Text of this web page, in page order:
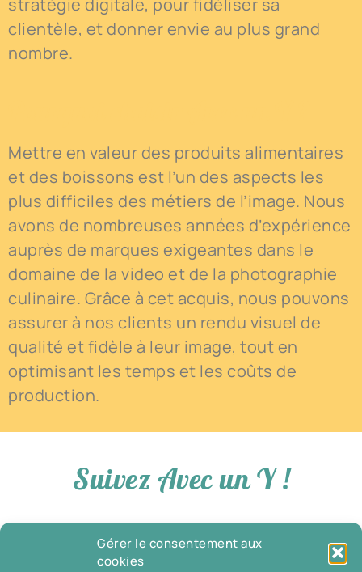
Gérer le consentement aux
cookies
stratégie digitale, pour fidéliser sa
clientèle, et donner envie au plus grand
nombre.
Mettre en valeur des produits alimentaires
et des boissons est l’un des aspects les
plus difficiles des métiers de l’image. Nous
avons de nombreuses années d’expérience
auprès de marques exigeantes dans le
domaine de la video et de la photographie
culinaire. Grâce à cet acquis, nous pouvons
assurer à nos clients un rendu visuel de
qualité et fidèle à leur image, tout en
optimisant les temps et les coûts de
production.
Suivez Avec un Y !